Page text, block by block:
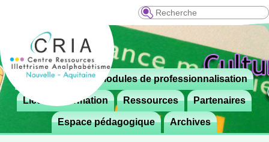
Recherche
Menu
principal
Aller
contenu
principal
 Le CRIA Modules de professionnalisation
Lieux de formation Ressources Partenaires
Espace pédagogique Archives